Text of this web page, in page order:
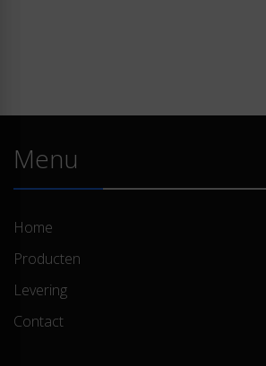
Menu
Home
Producten
Levering
Contact